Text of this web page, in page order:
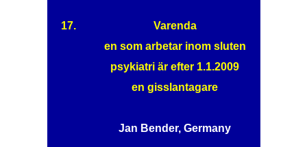
17.
Varenda
en som arbetar inom sluten
psykiatri är efter 1.1.2009
en gisslantagare
Jan Bender, Germany